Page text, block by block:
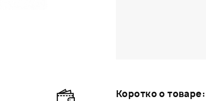
Коротко о товаре: